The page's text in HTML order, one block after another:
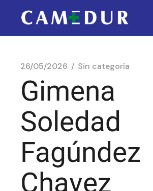
26/05/2026 Sin categoría
Gimena
Soledad
Fagúndez
Chavez